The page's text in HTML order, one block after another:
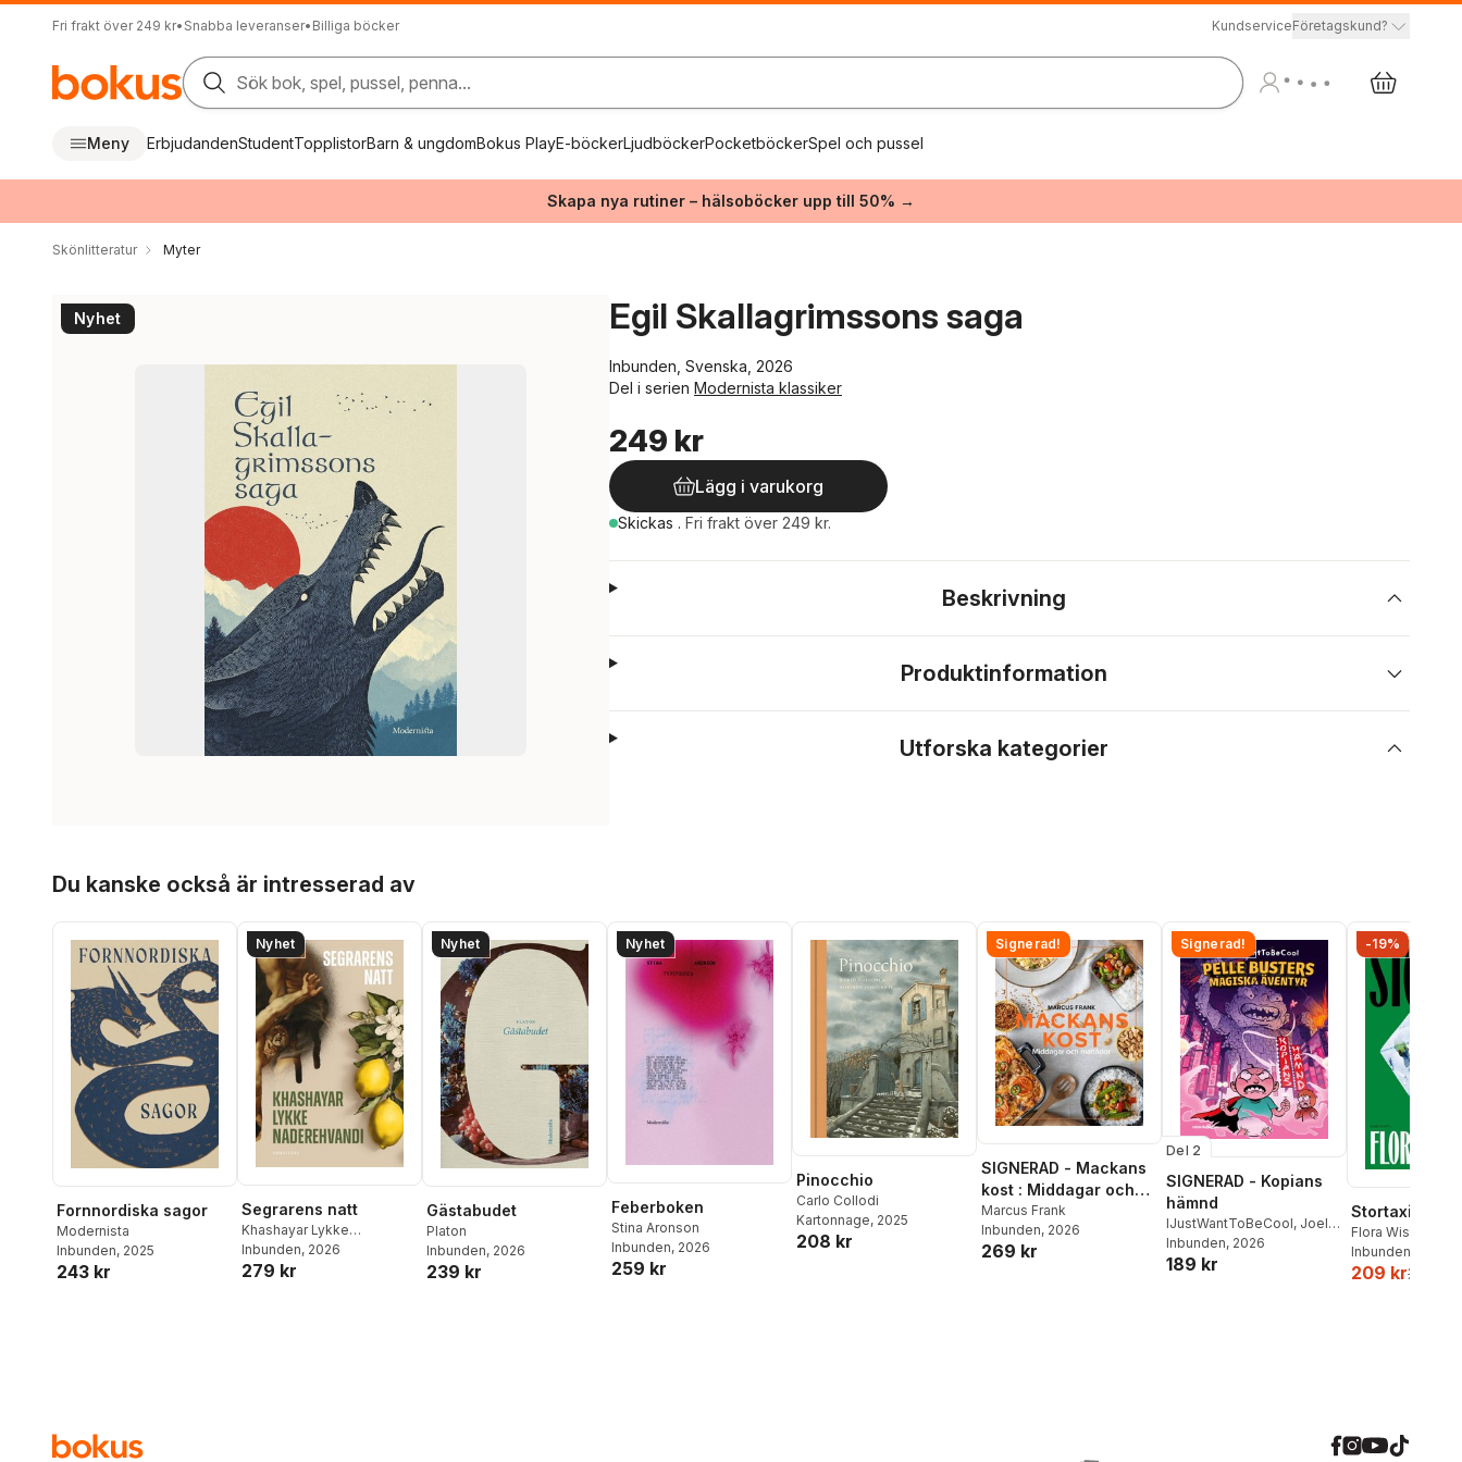
Fri frakt över 249 kr• Snabba leveranser• Billiga böcker KundserviceFöretagskund?
Sök bok, spel, pussel, penna...
Meny ErbjudandenStudentTopplistorBarn & ungdomBokus PlayE-böckerLjudböckerPocketböckerSpel och pussel
Skapa nya rutiner – hälsoböcker upp till 50% →
Skönlitteratur Myter
Nyhet Egil Skallagrimssons saga
Inbunden, Svenska, 2026
Del i serien Modernista klassiker
249 kr
Lägg i varukorg
Skickas . Fri frakt över 249 kr.
Beskrivning
Produktinformation
Utforska kategorier
Du kanske också är intresserad av
Fornnordiska sagor
Modernista
Inbunden, 2025
243 kr
Nyhet
Segrarens natt
Khashayar Lykke
Naderehvandi
Inbunden, 2026
279 kr
Nyhet
Gästabudet
Platon
Inbunden, 2026
239 kr
Nyhet
Feberboken
Stina Aronson
Inbunden, 2026
259 kr
Pinocchio
Carlo Collodi
Kartonnage, 2025
208 kr
Signerad!
SIGNERAD - Mackans
kost : Middagar och
matlådor
Marcus Frank
Inbunden, 2026
269 kr
Signerad!
Del 2
SIGNERAD - Kopians
hämnd
IJustWantToBeCool, Joel
Adolphson,Emil Ejdemo
Beer ,Victor Beer
Inbunden, 2026
189 kr
-19%
Stortaxi
Flora Wiström
Inbunden
209 kr259 kr